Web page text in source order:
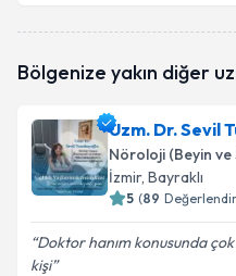
Bölgenize yakın diğer
Uzm. Dr. Sevil
Nöroloji (Beyin ve
İzmir, Bayraklı
5 (89
Doktor hanım konusunda çok
kişi